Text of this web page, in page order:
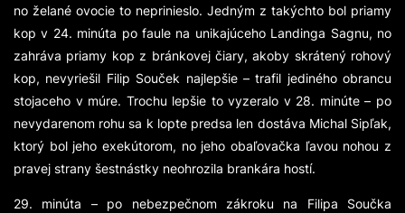
no želané ovocie to neprinieslo. Jedným z takýchto bol priamy
kop v 24. minúta po faule na unikajúceho Landinga Sagnu, no
zahráva priamy kop z bránkovej čiary, akoby skrátený rohový
kop, nevyriešil Filip Souček najlepšie – trafil jediného obrancu
stojaceho v múre. Trochu lepšie to vyzeralo v 28. minúte – po
nevydarenom rohu sa k lopte predsa len dostáva Michal Sipľak,
ktorý bol jeho exekútorom, no jeho obaľovačka ľavou nohou z
pravej strany šestnástky neohrozila brankára hostí.
29. minúta – po nebezpečnom zákroku na Filipa Součka